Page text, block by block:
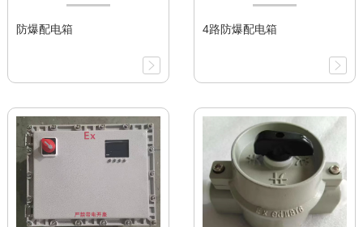
防爆配电箱 4路防爆配电箱